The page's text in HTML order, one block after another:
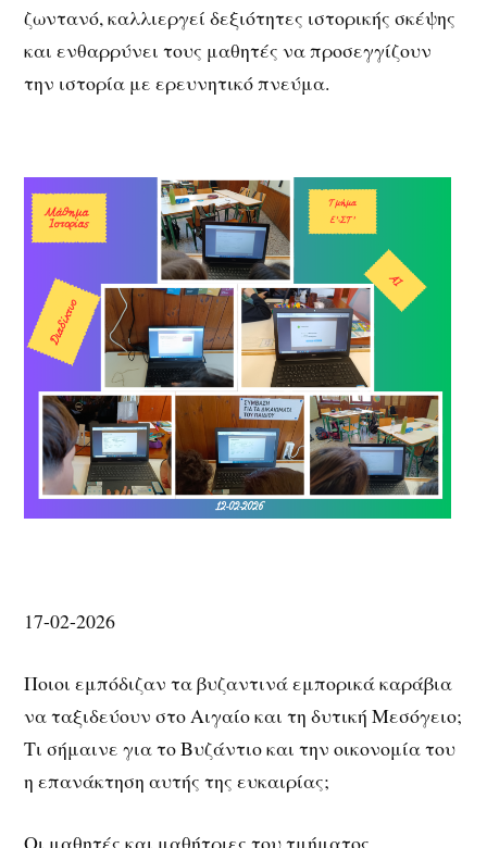
ζωντανό, καλλιεργεί δεξιότητες ιστορικής σκέψης
και ενθαρρύνει τους μαθητές να προσεγγίζουν
την ιστορία με ερευνητικό πνεύμα.
17-02-2026
Ποιοι εμπόδιζαν τα βυζαντινά εμπορικά καράβια
να ταξιδεύουν στο Αιγαίο και τη δυτική Μεσόγειο;
Τι σήμαινε για το Βυζάντιο και την οικονομία του
η επανάκτηση αυτής της ευκαιρίας;
Οι μαθητές και μαθήτριες του τμήματος